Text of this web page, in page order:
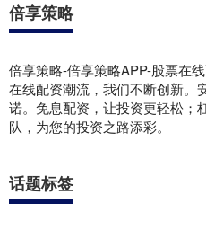
倍享策略
倍享策略-倍享策略APP-股票在
在线配资潮流，我们不断创新。
诺。免息配资，让投资更轻松；
队，为您的投资之路添彩。
话题标签